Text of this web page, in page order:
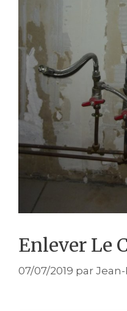
Enlever Le
07/07/2019 par